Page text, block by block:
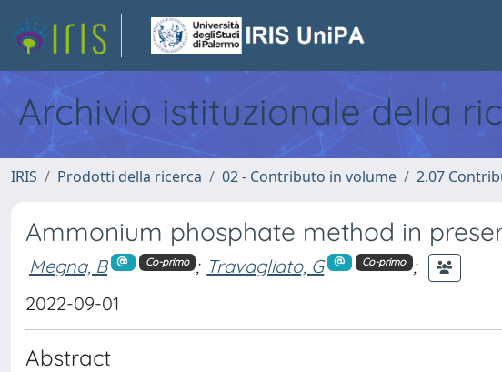
Archivio istituzionale della
IRIS Prodotti della ricerca 02 - Contributo in volume 2.07
Ammonium phosphate method in
Megna, B Co-primo ; Travagliato, G Co-primo ;
2022-09-01
Abstract